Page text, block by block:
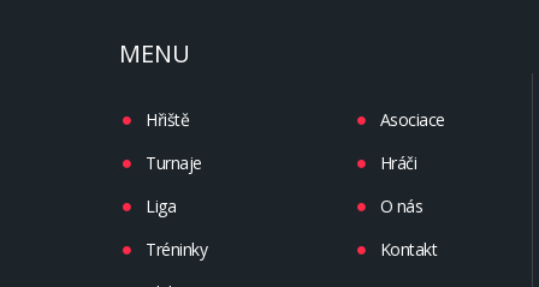
MENU
Hřiště
Turnaje
Liga
Tréninky
Asociace
Hráči
O nás
Kontakt